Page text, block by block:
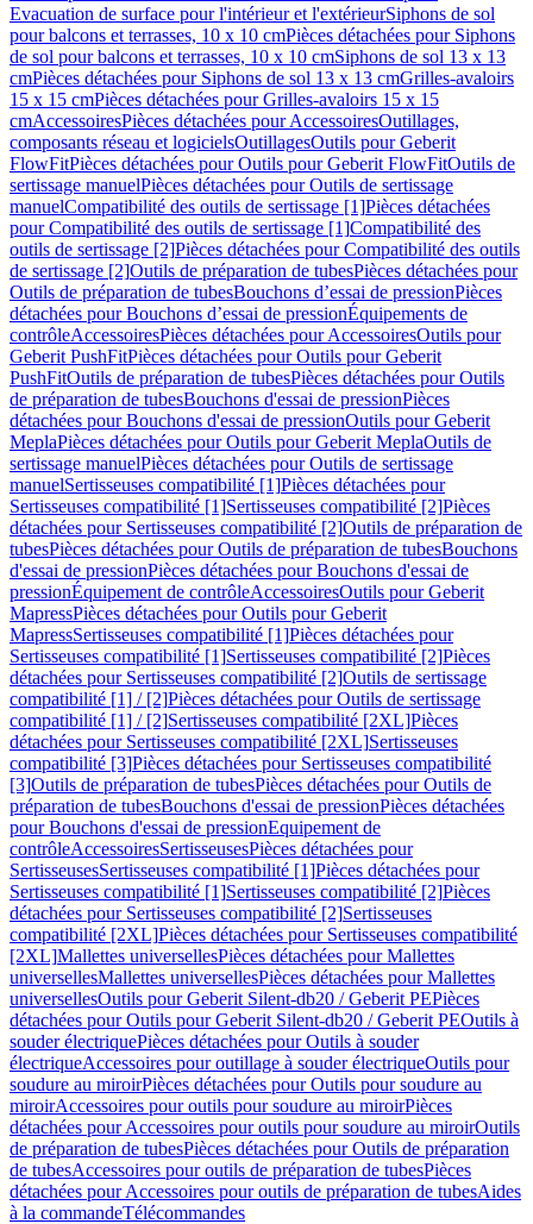
Evacuation de surface pour l'intérieur et l'extérieurSiphons de sol
pour balcons et terrasses, 10 x 10 cmPièces détachées pour Siphons
de sol pour balcons et terrasses, 10 x 10 cmSiphons de sol 13 x 13
cmPièces détachées pour Siphons de sol 13 x 13 cmGrilles-avaloirs
15 x 15 cmPièces détachées pour Grilles-avaloirs 15 x 15
cmAccessoiresPièces détachées pour AccessoiresOutillages,
composants réseau et logicielsOutillagesOutils pour Geberit
FlowFitPièces détachées pour Outils pour Geberit FlowFitOutils de
sertissage manuelPièces détachées pour Outils de sertissage
manuelCompatibilité des outils de sertissage [1]Pièces détachées
pour Compatibilité des outils de sertissage [1]Compatibilité des
outils de sertissage [2]Pièces détachées pour Compatibilité des outils
de sertissage [2]Outils de préparation de tubesPièces détachées pour
Outils de préparation de tubesBouchons d’essai de pressionPièces
détachées pour Bouchons d’essai de pressionÉquipements de
contrôleAccessoiresPièces détachées pour AccessoiresOutils pour
Geberit PushFitPièces détachées pour Outils pour Geberit
PushFitOutils de préparation de tubesPièces détachées pour Outils
de préparation de tubesBouchons d'essai de pressionPièces
détachées pour Bouchons d'essai de pressionOutils pour Geberit
MeplaPièces détachées pour Outils pour Geberit MeplaOutils de
sertissage manuelPièces détachées pour Outils de sertissage
manuelSertisseuses compatibilité [1]Pièces détachées pour
Sertisseuses compatibilité [1]Sertisseuses compatibilité [2]Pièces
détachées pour Sertisseuses compatibilité [2]Outils de préparation de
tubesPièces détachées pour Outils de préparation de tubesBouchons
d'essai de pressionPièces détachées pour Bouchons d'essai de
pressionÉquipement de contrôleAccessoiresOutils pour Geberit
MapressPièces détachées pour Outils pour Geberit
MapressSertisseuses compatibilité [1]Pièces détachées pour
Sertisseuses compatibilité [1]Sertisseuses compatibilité [2]Pièces
détachées pour Sertisseuses compatibilité [2]Outils de sertissage
compatibilité [1] / [2]Pièces détachées pour Outils de sertissage
compatibilité [1] / [2]Sertisseuses compatibilité [2XL]Pièces
détachées pour Sertisseuses compatibilité [2XL]Sertisseuses
compatibilité [3]Pièces détachées pour Sertisseuses compatibilité
[3]Outils de préparation de tubesPièces détachées pour Outils de
préparation de tubesBouchons d'essai de pressionPièces détachées
pour Bouchons d'essai de pressionEquipement de
contrôleAccessoiresSertisseusesPièces détachées pour
SertisseusesSertisseuses compatibilité [1]Pièces détachées pour
Sertisseuses compatibilité [1]Sertisseuses compatibilité [2]Pièces
détachées pour Sertisseuses compatibilité [2]Sertisseuses
compatibilité [2XL]Pièces détachées pour Sertisseuses compatibilité
[2XL]Mallettes universellesPièces détachées pour Mallettes
universellesMallettes universellesPièces détachées pour Mallettes
universellesOutils pour Geberit Silent-db20 / Geberit PEPièces
détachées pour Outils pour Geberit Silent-db20 / Geberit PEOutils à
souder électriquePièces détachées pour Outils à souder
électriqueAccessoires pour outillage à souder électriqueOutils pour
soudure au miroirPièces détachées pour Outils pour soudure au
miroirAccessoires pour outils pour soudure au miroirPièces
détachées pour Accessoires pour outils pour soudure au miroirOutils
de préparation de tubesPièces détachées pour Outils de préparation
de tubesAccessoires pour outils de préparation de tubesPièces
détachées pour Accessoires pour outils de préparation de tubesAides
à la commandeTélécommandes